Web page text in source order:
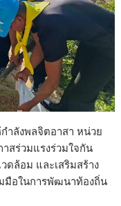
ำลังพลจิตอาสา หน่วย
สร่วมแรงร่วมใจกัน
ล้อม และเสริมสร้าง
มือในการพัฒนาท้องถิ่น